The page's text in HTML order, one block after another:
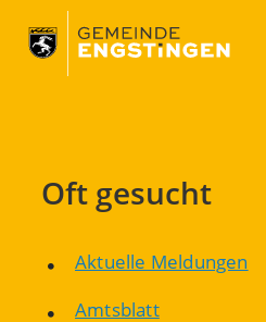
Oft gesucht
Aktuelle Meldungen
Amtsblatt